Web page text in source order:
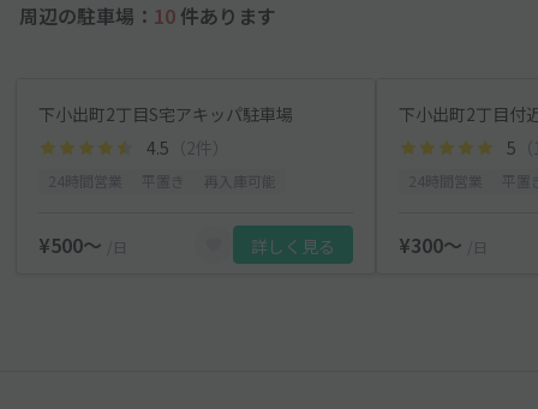
周辺の駐車場： 10 件あります
下小出町2丁目S宅アキッパ駐車場
4.5 （2件）
¥500〜 /日 詳しく見る
下小出町2丁目付
5
¥300〜 /日